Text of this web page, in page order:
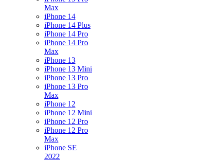
Max
iPhone 14
iPhone 14 Plus
iPhone 14 Pro
iPhone 14 Pro
Max
iPhone 13
iPhone 13 Mini
iPhone 13 Pro
iPhone 13 Pro
Max
iPhone 12
iPhone 12 Mini
iPhone 12 Pro
iPhone 12 Pro
Max
iPhone SE
2022